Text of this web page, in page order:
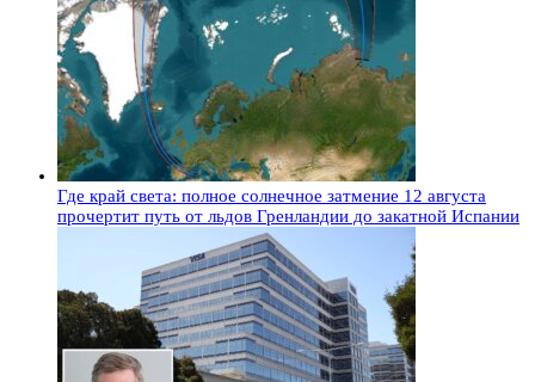
Где край света: полное солнечное затмение 12 августа
прочертит путь от льдов Гренландии до закатной Испании